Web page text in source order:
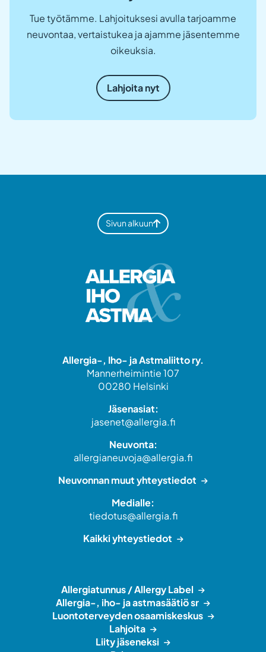
Tue työtämme. Lahjoituksesi avulla tarjoamme
neuvontaa, vertaistukea ja ajamme jäsentemme
oikeuksia.
Lahjoita nyt
Sivun alkuun
Allergia-, Iho- ja Astmaliitto ry.
Mannerheimintie 107
00280 Helsinki
Jäsenasiat:
jasenet@allergia.fi
Neuvonta:
allergianeuvoja@allergia.fi
Neuvonnan muut yhteystiedot
Medialle:
tiedotus@allergia.fi
Kaikki yhteystiedot
Allergiatunnus / Allergy Label
Allergia-, iho- ja astmasäätiö sr
Luontoterveyden osaamiskeskus
Lahjoita
Liity jäseneksi